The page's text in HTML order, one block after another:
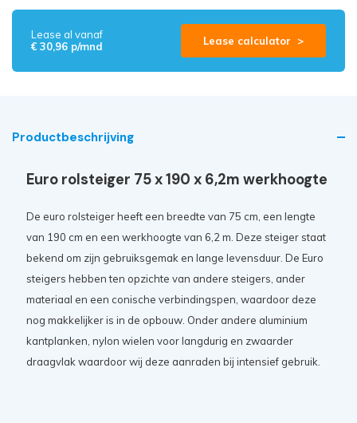
Lease al vanaf
€ 30,96 p/mnd
Lease calculator >
Productbeschrijving
Euro rolsteiger 75 x 190 x 6,2m werkhoogte
De euro rolsteigerheeft een breedte van 75 cm, een lengte
van 190 cm en een werkhoogte van 6 ,2 m. Deze steiger staat
bekend om zijn gebruiksgemak en lange levensduur. De Euro
steigers hebben ten opzichte van andere steigers, ander
materiaal en een conische verbindingspen, waardoor deze
nog makkelijker is in de opbouw. Onder andere aluminium
kantplanken, nylon wielen voor langdurig en zwaarder
draagvlak waardoor wij deze aanraden bij intensief gebruik.